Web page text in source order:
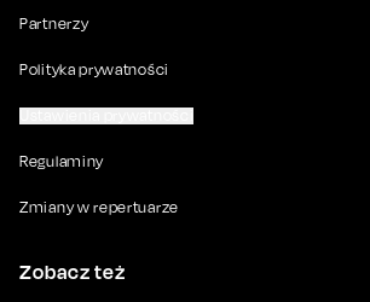
Partnerzy
Polityka prywatności
Regulaminy
Zmiany w repertuarze
Zobacz też